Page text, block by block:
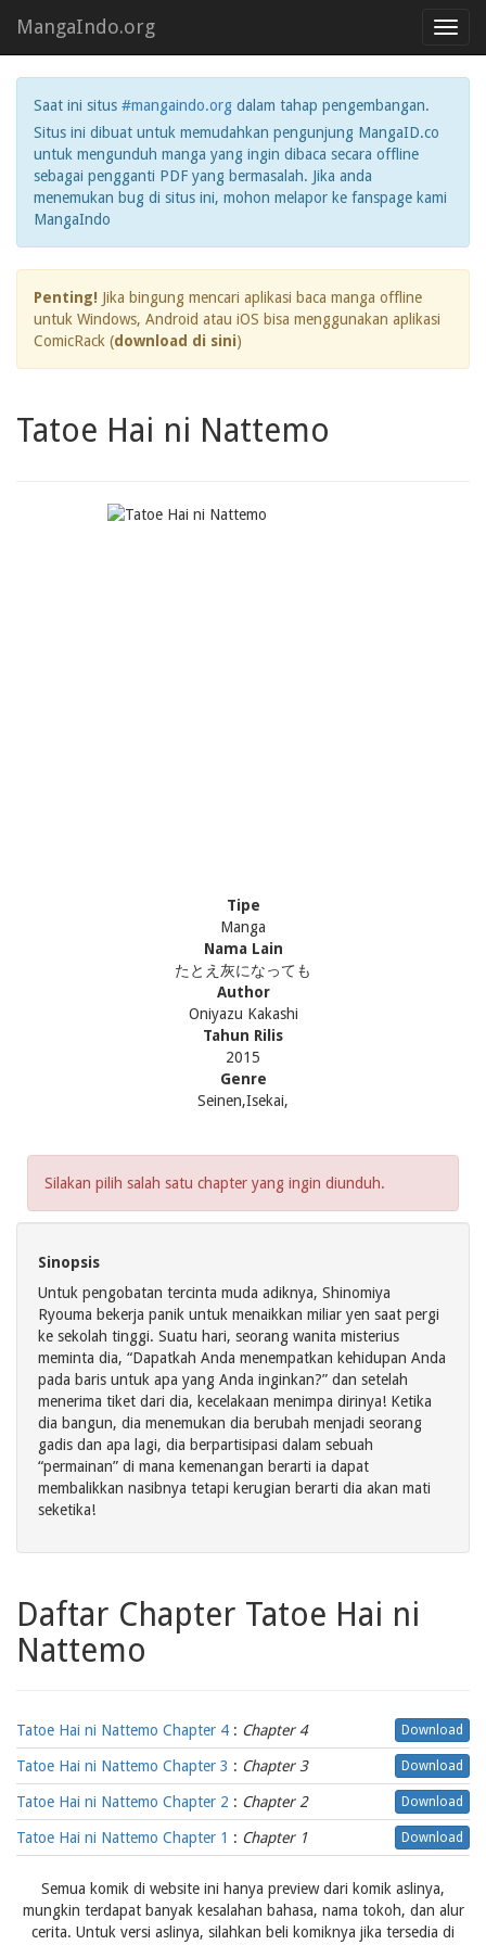
MangaIndo.org
Saat ini situs #mangaindo.org dalam tahap pengembangan.
Situs ini dibuat untuk memudahkan pengunjung MangaID.co
untuk mengunduh manga yang ingin dibaca secara offline
sebagai pengganti PDF yang bermasalah. Jika anda
menemukan bug di situs ini, mohon melapor ke fanspage kami
MangaIndo
Penting! Jika bingung mencari aplikasi baca manga offline
untuk Windows, Android atau iOS bisa menggunakan aplikasi
ComicRack (download di sini)
Tatoe Hai ni Nattemo
Tipe
Manga
Nama Lain
たとえ灰になっても
Author
Oniyazu Kakashi
Tahun Rilis
2015
Genre
Seinen,Isekai,
Silakan pilih salah satu chapter yang ingin diunduh.
Sinopsis
Untuk pengobatan tercinta muda adiknya, Shinomiya
Ryouma bekerja panik untuk menaikkan miliar yen saat pergi
ke sekolah tinggi. Suatu hari, seorang wanita misterius
meminta dia, “Dapatkah Anda menempatkan kehidupan Anda
pada baris untuk apa yang Anda inginkan?” dan setelah
menerima tiket dari dia, kecelakaan menimpa dirinya! Ketika
dia bangun, dia menemukan dia berubah menjadi seorang
gadis dan apa lagi, dia berpartisipasi dalam sebuah
“permainan” di mana kemenangan berarti ia dapat
membalikkan nasibnya tetapi kerugian berarti dia akan mati
seketika!
Daftar Chapter Tatoe Hai ni
Nattemo
Tatoe Hai ni Nattemo Chapter 4 : Chapter 4 Download
Tatoe Hai ni Nattemo Chapter 3 : Chapter 3 Download
Tatoe Hai ni Nattemo Chapter 2 : Chapter 2 Download
Tatoe Hai ni Nattemo Chapter 1 : Chapter 1 Download
Semua komik di website ini hanya preview dari komik aslinya,
mungkin terdapat banyak kesalahan bahasa, nama tokoh, dan alur
cerita. Untuk versi aslinya, silahkan beli komiknya jika tersedia di